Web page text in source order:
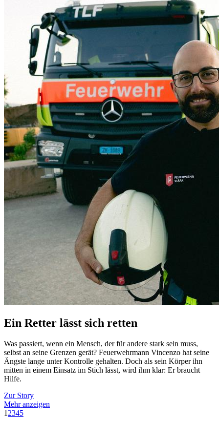
Ein Retter lässt sich retten
Was passiert, wenn ein Mensch, der für andere stark sein muss,
selbst an seine Grenzen gerät? Feuerwehrmann Vincenzo hat seine
Ängste lange unter Kontrolle gehalten. Doch als sein Körper ihn
mitten in einem Einsatz im Stich lässt, wird ihm klar: Er braucht
Hilfe.
Zur Story
Mehr anzeigen
1 2345